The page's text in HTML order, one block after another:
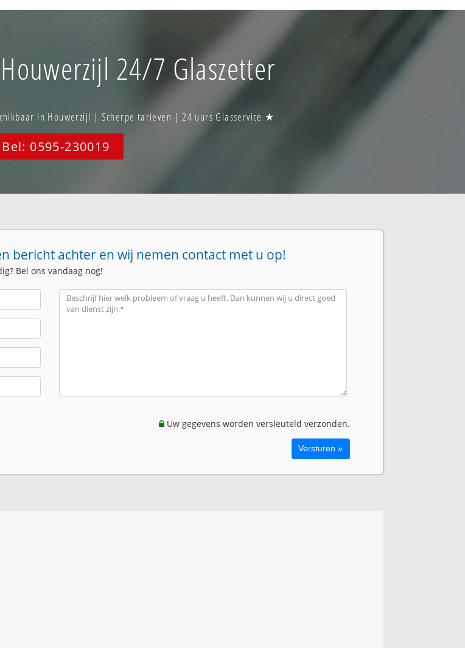
24/7 Glaszetter
in Houwerzijl | Scherpe tarieven | 24 uurs Glasservice ★
Bel: 0595-230019
bericht achter en wij nemen contact met u op!
Bel ons vandaag nog!
Uw gegevens worden versleuteld verzonden.